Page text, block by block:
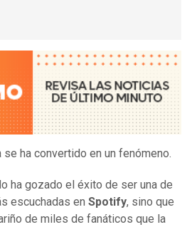
se ha convertido en un fenómeno.
ha gozado el éxito de ser una de
escuchadas en Spotify, sino que
de miles de fanáticos que la